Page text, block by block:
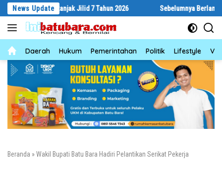
Langsung
konten
News Update
Bertanjak Jilid 7 Tahun 2026 Sebelumnya Berlantaikan Tanah
NewsDaerah Hukum Pemerintahan Politik Lifestyle
Beranda » Wakil Bupati Batu Bara Hadiri Pelantikan Serikat Pekerja